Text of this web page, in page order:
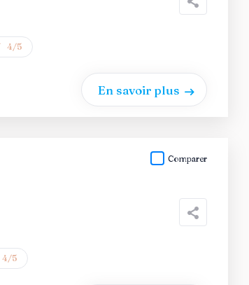
4/5
En savoir plus
Comparer
4/5